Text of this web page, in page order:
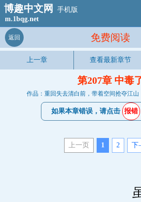
博趣中文网
手机版
m.1bqg.net
免费阅读
返回
上一章 查看最新章节
第207章 中毒
作品：重回失去清白前，带着空间抢夺江山
如果本章错误，请点击 报错
上一页 1 2 下
虽不知